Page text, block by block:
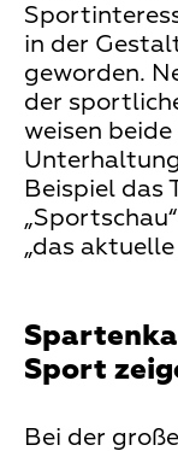
in der
geworden.
der
weisen
Beispiel das
„das
Sport
Bei der